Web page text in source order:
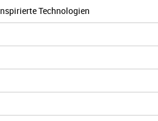
Technologien